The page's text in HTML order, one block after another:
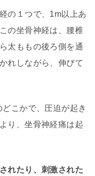
の１つで、1m以上あ
の坐骨神経は、腰椎
太ももの後ろ側を通
れしながら、伸びて
こかで、圧迫が起き
り、坐骨神経痛は起
れたり、刺激された